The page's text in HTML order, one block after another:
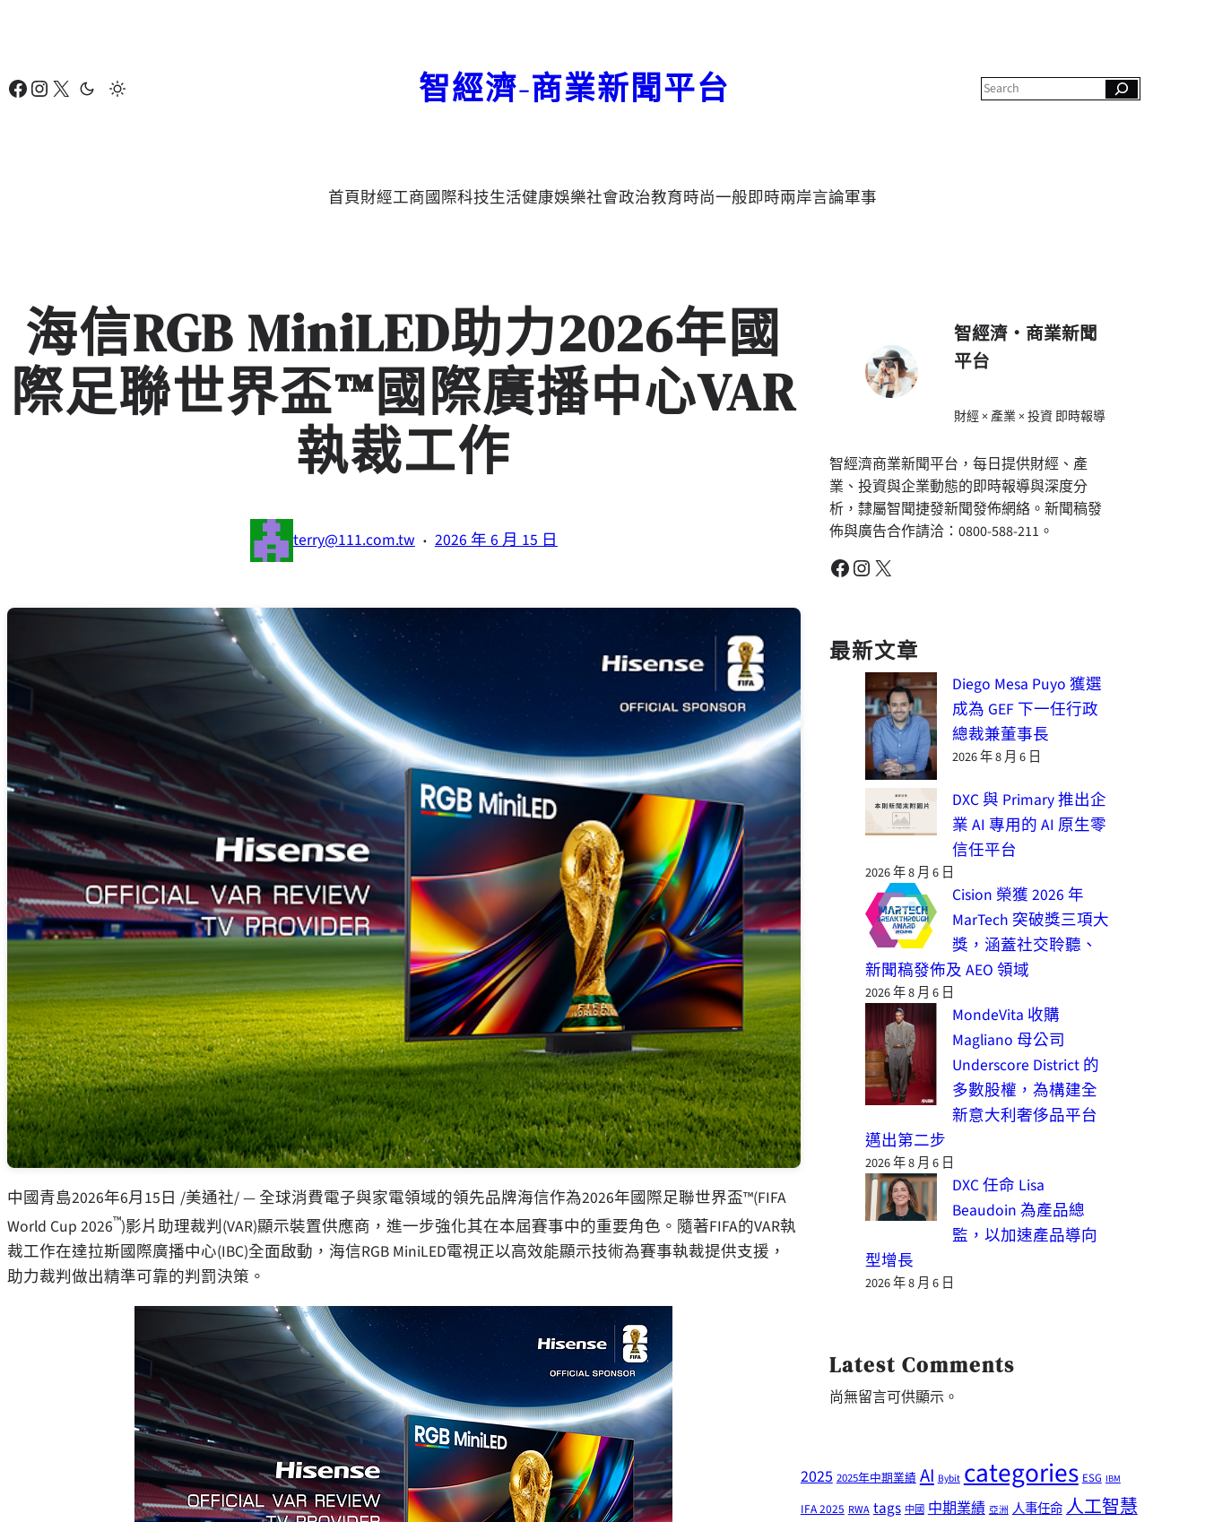
要
Facebook Instagram X 智經濟-商業新聞平台
c
首頁財經工商國際科技生活健康娛樂社會政治教育時尚一般即時兩岸言論軍事
海信RGB MiniLED助力2026年國
際足聯世界盃™國際廣播中心VAR
執裁工作
terry@111.com.tw · 2026 年 6 月 15 日
中國青島2026年6月15日 /美通社/ — 全球消費電子與家電領域的領先品牌海信作為2026年國際足聯世界盃™(FIFA
World Cup 2026™)影片助理裁判(VAR)顯示裝置供應商，進一步強化其在本屆賽事中的重要角色。隨著FIFA的VAR執
裁工作在達拉斯國際廣播中心(IBC)全面啟動，海信RGB MiniLED電視正以高效能顯示技術為賽事執裁提供支援，
助力裁判做出精準可靠的判罰決策。
智經濟・商業新聞
平台
財經 × 產業 × 投資 即時報導
智經濟商業新聞平台，每日提供財經、產
業、投資與企業動態的即時報導與深度分
析，隸屬智聞捷發新聞發佈網絡。新聞稿發
佈與廣告合作請洽：0800-588-211。
Facebook Instagram X
最新文章
Diego Mesa Puyo 獲選
成為 GEF 下一任行政
總裁兼董事長
2026 年 8 月 6 日
DXC 與 Primary 推出企
業 AI 專用的 AI 原生零
信任平台
2026 年 8 月 6 日
Cision 榮獲 2026 年
MarTech 突破獎三項大
獎，涵蓋社交聆聽、
新聞稿發佈及 AEO 領域
2026 年 8 月 6 日
MondeVita 收購
Magliano 母公司
Underscore District 的
多數股權，為構建全
新意大利奢侈品平台
邁出第二步
2026 年 8 月 6 日
DXC 任命 Lisa
Beaudoin 為產品總
監，以加速產品導向
型增長
2026 年 8 月 6 日
Latest Comments
尚無留言可供顯示。
2025 2025年中期業績 AI Bybit categories ESG IBM
IFA 2025 RWA tags 中國 中期業績 亞洲 人事任命人工智慧